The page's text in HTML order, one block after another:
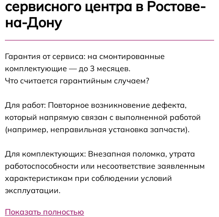
сервисного центра в Ростове-
на-Дону
Гарантия от сервиса: на смонтированные
комплектующие — до 3 месяцев.
Что считается гарантийным случаем?
Для работ: Повторное возникновение дефекта,
который напрямую связан с выполненной работой
(например, неправильная установка запчасти).
Для комплектующих: Внезапная поломка, утрата
работоспособности или несоответствие заявленным
характеристикам при соблюдении условий
эксплуатации.
Показать полностью